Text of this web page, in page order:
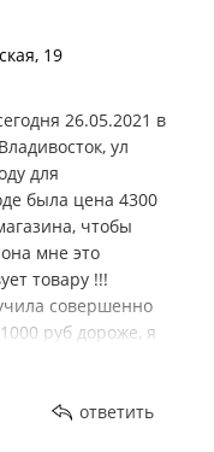
19
26.05.2021 в
ул
для
была цена 4300
чтобы
мне это
товару !!!
совершенно
руб дороже, я
дороже, на что
устала и вообще
ответить